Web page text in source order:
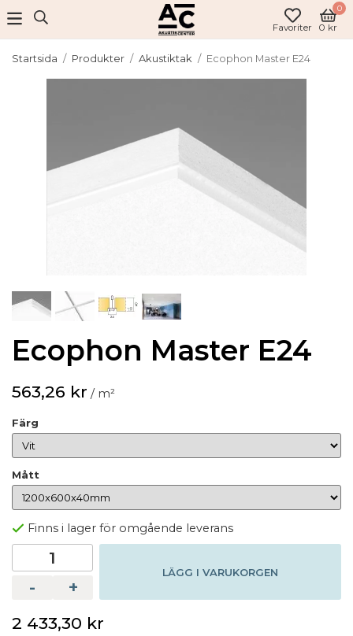
Favoriter
0
0 kr
Startsida / Produkter / Akustiktak / Ecophon Master E24
Ecophon Master E24
563,26 kr / m²
Färg
Mått
Finns i lager för omgående leverans
- +
LÄGG I VARUKORGEN
2 433,30 kr